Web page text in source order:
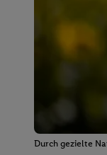
Durch gezielte